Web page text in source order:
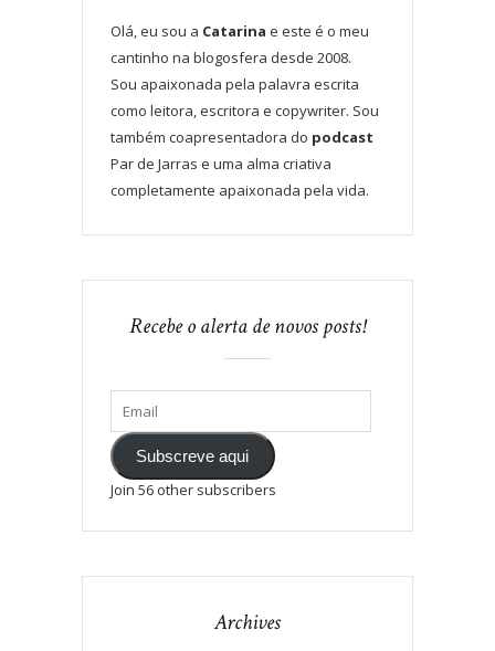
Olá, eu sou a Catarina e este é o meu
cantinho na blogosfera desde 2008.
Sou apaixonada pela palavra escrita
como leitora, escritora e copywriter. Sou
também coapresentadora do podcast
Par de Jarras e uma alma criativa
completamente apaixonada pela vida.
Recebe o alerta de novos posts!
Subscreve aqui
Join 56 other subscribers
Archives